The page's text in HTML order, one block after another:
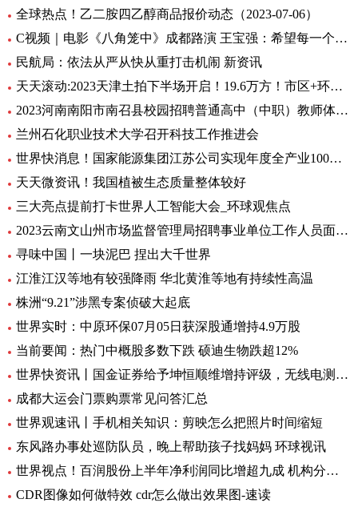
全球热点！乙二胺四乙醇商品报价动态（2023-07-06）
C视频｜电影《八角笼中》成都路演 王宝强：希望每一个人在艰难中，都把自己的力量激发出来
民航局：依法从严从快从重打击机闹 新资讯
天天滚动:2023天津土拍下半场开启！19.6万方！市区+环城四宗地块连挂
2023河南南阳市南召县校园招聘普通高中（中职）教师体检公告 全球消息
兰州石化职业技术大学召开科技工作推进会
世界快消息！国家能源集团江苏公司实现年度全产业100%绿电消费
天天微资讯！我国植被生态质量整体较好
三大亮点提前打卡世界人工智能大会_环球观焦点
2023云南文山州市场监督管理局招聘事业单位工作人员面试通告
寻味中国丨一块泥巴 捏出大千世界
江淮江汉等地有较强降雨 华北黄淮等地有持续性高温
株洲“9.21”涉黑专案侦破大起底
世界实时：中原环保07月05日获深股通增持4.9万股
当前要闻：热门中概股多数下跌 硕迪生物跌超12%
世界快资讯丨国金证券给予坤恒顺维增持评级，无线电测量仿真龙头，新品打开增长极
成都大运会门票购票常见问答汇总
世界观速讯丨手机相关知识：剪映怎么把照片时间缩短
东风路办事处巡防队员，晚上帮助孩子找妈妈 环球视讯
世界视点！百润股份上半年净利润同比增超九成 机构分析：强爽放量带动收入增长
CDR图像如何做特效 cdr怎么做出效果图-速读